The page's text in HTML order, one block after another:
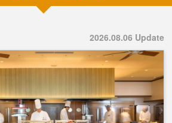
2026.08.06 Update